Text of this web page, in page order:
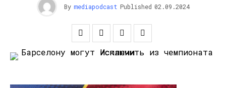
By mediapodcast Published 02.09.2024